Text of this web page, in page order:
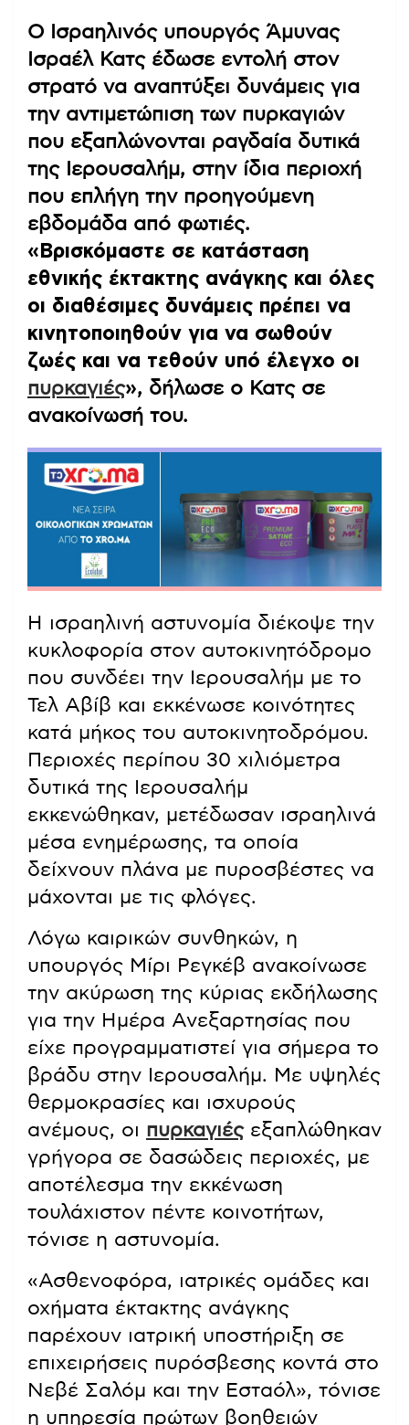
Ο Ισραηλινός υπουργός Άμυνας
Ισραέλ Κατς έδωσε εντολή στον
στρατό να αναπτύξει δυνάμεις για
την αντιμετώπιση των πυρκαγιών
που εξαπλώνονται ραγδαία δυτικά
της Ιερουσαλήμ, στην ίδια περιοχή
που επλήγη την προηγούμενη
εβδομάδα από φωτιές.
«Βρισκόμαστε σε κατάσταση
εθνικής έκτακτης ανάγκης και όλες
οι διαθέσιμες δυνάμεις πρέπει να
κινητοποιηθούν για να σωθούν
ζωές και να τεθούν υπό έλεγχο οι
πυρκαγιές», δήλωσε ο Κατς σε
ανακοίνωσή του.
Η ισραηλινή αστυνομία διέκοψε την
κυκλοφορία στον αυτοκινητόδρομο
που συνδέει την Ιερουσαλήμ με το
Τελ Αβίβ και εκκένωσε κοινότητες
κατά μήκος του αυτοκινητοδρόμου.
Περιοχές περίπου 30 χιλιόμετρα
δυτικά της Ιερουσαλήμ
εκκενώθηκαν, μετέδωσαν ισραηλινά
μέσα ενημέρωσης, τα οποία
δείχνουν πλάνα με πυροσβέστες να
μάχονται με τις φλόγες.
Λόγω καιρικών συνθηκών, η
υπουργός Μίρι Ρεγκέβ ανακοίνωσε
την ακύρωση της κύριας εκδήλωσης
για την Ημέρα Ανεξαρτησίας που
είχε προγραμματιστεί για σήμερα το
βράδυ στην Ιερουσαλήμ. Με υψηλές
θερμοκρασίες και ισχυρούς
ανέμους, οι πυρκαγιέςεξαπλώθηκαν
γρήγορα σε δασώδεις περιοχές, με
αποτέλεσμα την εκκένωση
τουλάχιστον πέντε κοινοτήτων,
τόνισε η αστυνομία.
«Ασθενοφόρα, ιατρικές ομάδες και
οχήματα έκτακτης ανάγκης
παρέχουν ιατρική υποστήριξη σε
επιχειρήσεις πυρόσβεσης κοντά στο
Νεβέ Σαλόμ και την Εσταόλ», τόνισε
η υπηρεσία πρώτων βοηθειών